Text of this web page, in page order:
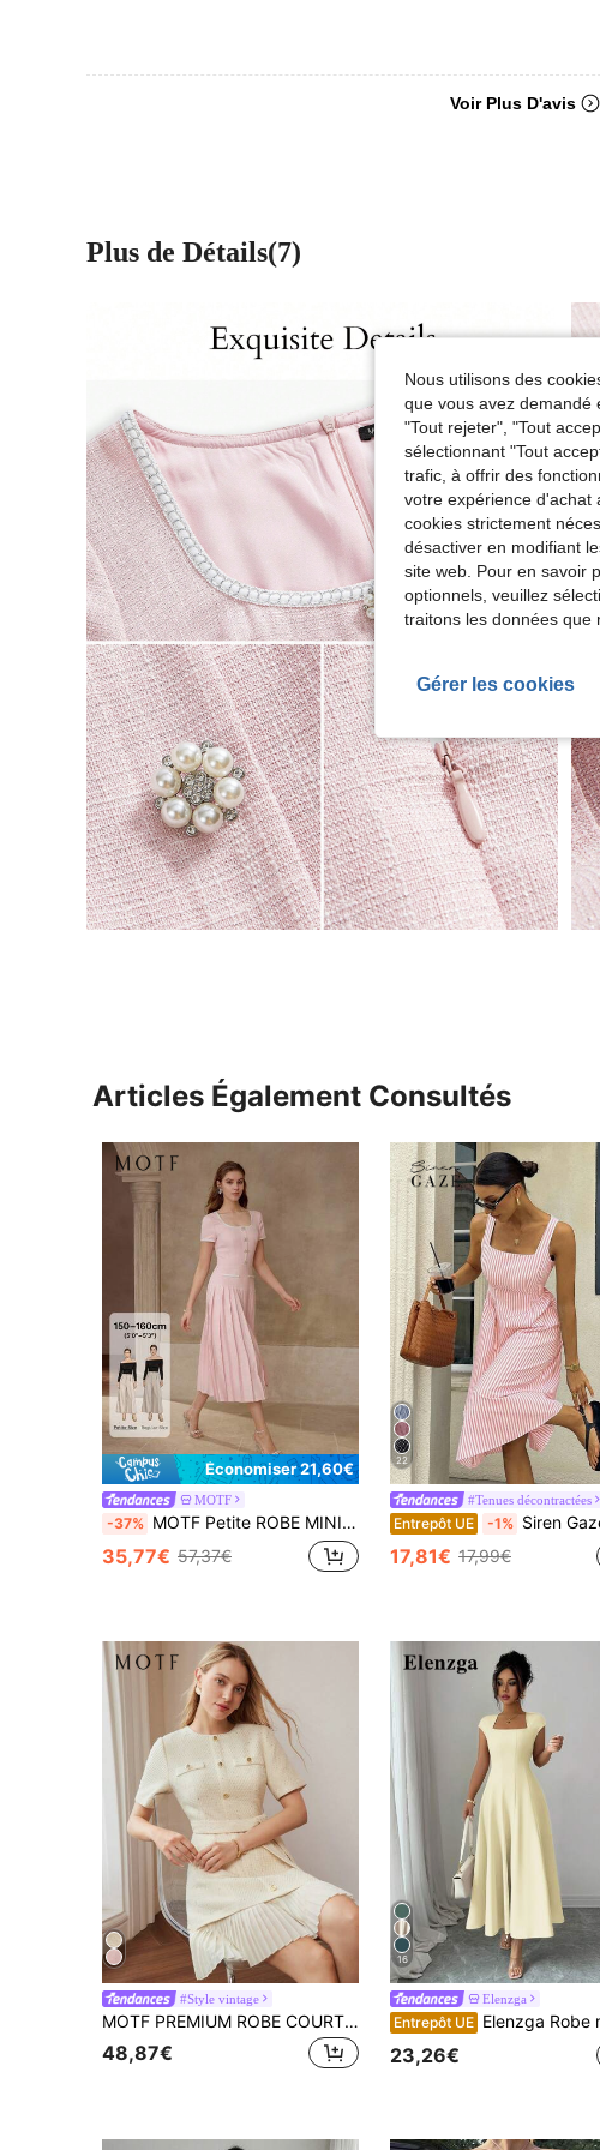
Voir Plus D'avis
Plus de Détails(7)
Articles Également Consultés
Économiser 21,60€
MOTF
-37% MOTF Petite ROBE MINI PLISSÉE LÉGÈRE POUR FEMMES, LONGUEUR PETITE, PRINTEMPS/ÉTÉ
35,77€ 57,37€
22
#Tenues décontractées
Entrepôt UE -1% Siren Gaze Robe mi-longue sans manches à col carré avec
17,81€ 17,99€
#Style vintage
MOTF PREMIUM ROBE COURTE AVEC CEINTURE, DÉTAILS DE BOUTONS DORÉS, POCHES APPLIQUÉES ET OURLET PLISSÉ EN TWEED
48,87€
16
Elenzga
Entrepôt UE Elenzga Robe midi d'été élégante jaune pâle pour femmes, couleur unie, col carré, taille cintrée, patchwork, coupe trapèze, manches courtes, tenue
23,26€
Nous utilisons des
que vous avez demandé
"Tout rejeter", "Tout
sélectionnant "Tout
trafic, à offrir des
votre expérience d'achat
cookies strictement
désactiver en modifiant
site web. Pour en savoir
optionnels, veuillez
traitons les données que
Gérer les cookies